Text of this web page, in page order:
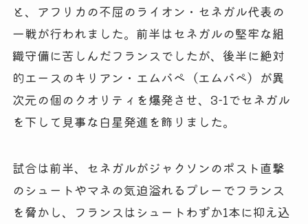
と、アフリカの不屈のライオン・セネガル代表の
一戦が行われました。前半はセネガルの堅牢な組
織守備に苦しんだフランスでしたが、後半に絶対
的エースのキリアン・エムバペ（エムバペ）が異
次元の個のクオリティを爆発させ、3-1でセネガル
を下して見事な白星発進を飾りました。
試合は前半、セネガルがジャクソンのポスト直撃
のシュートやマネの気迫溢れるプレーでフランス
を脅かし、フランスはシュートわずか1本に抑え込